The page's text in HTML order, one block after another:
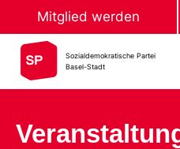
Mitglied werden
Sozialdemokratische Partei
Basel-Stadt